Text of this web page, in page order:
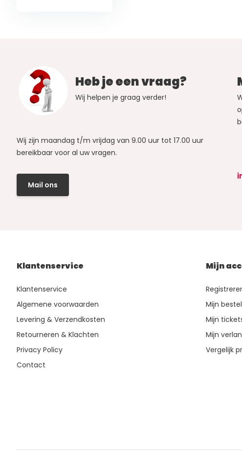
Heb je een vraag?
Wij helpen je graag verder!
Wij zijn maandag t/m vrijdag van 9.00 uur tot 17.00 uur
bereikbaar voor al uw vragen.
Mail ons
Klantenservice
Klantenservice
Algemene voorwaarden
Levering & Verzendkosten
Retourneren & Klachten
Privacy Policy
Contact
Mijn
Mijn
Mijn
Mijn
Vergelijk